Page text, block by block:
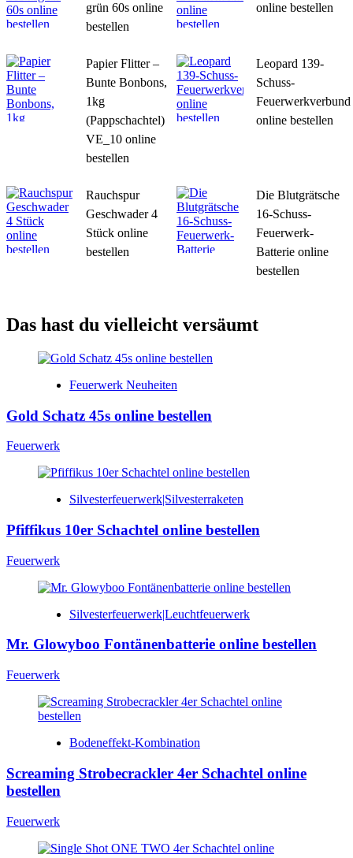
grün 60s online
bestellen
online bestellen
Papier Flitter –
Bunte Bonbons,
1kg
(Pappschachtel)
VE_10 online
bestellen
Leopard 139-
Schuss-
Feuerwerkverbund
online bestellen
Rauchspur
Geschwader 4
Stück online
bestellen
Die Blutgrätsche
16-Schuss-
Feuerwerk-
Batterie online
bestellen
Das hast du vielleicht versäumt
Feuerwerk Neuheiten
Gold Schatz 45s online bestellen
Feuerwerk
Silvesterfeuerwerk|Silvesterraketen
Pfiffikus 10er Schachtel online bestellen
Feuerwerk
Silvesterfeuerwerk|Leuchtfeuerwerk
Mr. Glowyboo Fontänenbatterie online bestellen
Feuerwerk
Bodeneffekt-Kombination
Screaming Strobecrackler 4er Schachtel online
bestellen
Feuerwerk